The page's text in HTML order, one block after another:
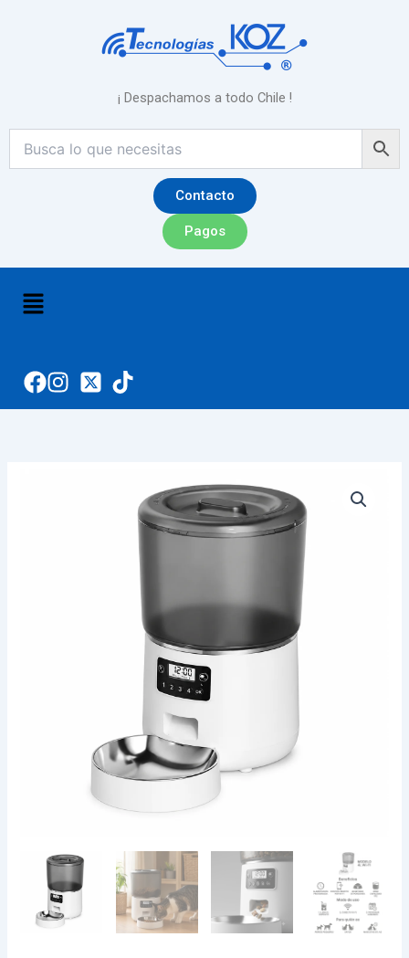
¡ Despachamos a todo Chile !
Contacto
Pagos
Menú